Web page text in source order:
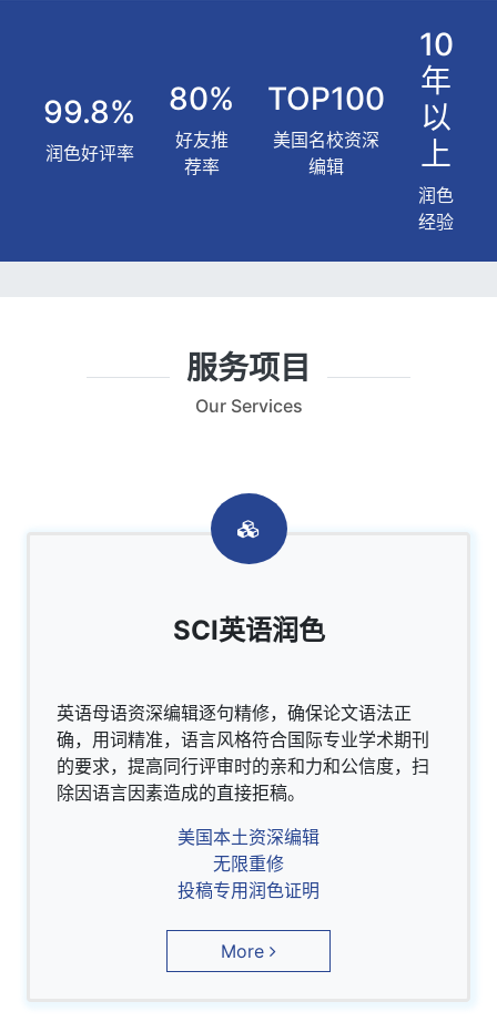
99.8%
润色好评率
80%
好友推
荐率
TOP100
美国名校资深
编辑
10
年
以
上
润色
经验
服务项目
Our Services
SCI英语润色
英语母语资深编辑逐句精修，确保论文语法正
确，用词精准，语言风格符合国际专业学术期刊
的要求，提高同行评审时的亲和力和公信度，扫
除因语言因素造成的直接拒稿。
美国本土资深编辑
无限重修
投稿专用润色证明
More